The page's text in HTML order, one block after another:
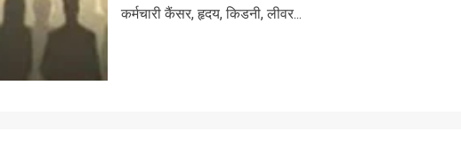
कर्मचारी कैंसर, हृदय, किडनी, लीवर...